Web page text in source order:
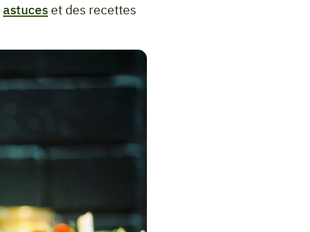
astuces et des recettes